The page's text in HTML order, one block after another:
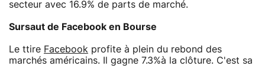
secteur avec 16.9% de parts de marché.
Sursaut de Facebook en Bourse
Le ttire Facebook profite à plein du rebond des
marchés américains. Il gagne 7.3%à la clôture. C'est sa